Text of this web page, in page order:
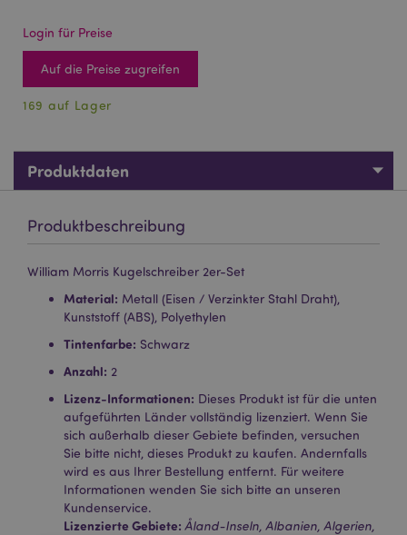
Login für Preise
Auf die Preise zugreifen
169 auf Lager
Produktdaten
Produktbeschreibung
William Morris Kugelschreiber 2er-Set
Material: Metall (Eisen / Verzinkter Stahl Draht),
Kunststoff (ABS), Polyethylen
Tintenfarbe: Schwarz
Anzahl: 2
Lizenz-Informationen: Dieses Produkt ist für die unten
aufgeführten Länder vollständig lizenziert. Wenn Sie
sich außerhalb dieser Gebiete befinden, versuchen
Sie bitte nicht, dieses Produkt zu kaufen. Andernfalls
wird es aus Ihrer Bestellung entfernt. Für weitere
Informationen wenden Sie sich bitte an unseren
Kundenservice.
Lizenzierte Gebiete: Åland-Inseln, Albanien, Algerien,